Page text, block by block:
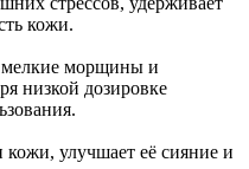
кожи.
морщины и
низкой дозировке
улучшает её сияние и